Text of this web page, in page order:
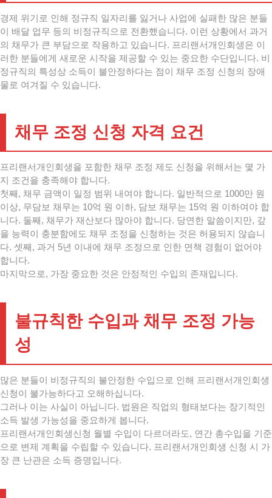
경제 위기로 인해 정규직 일자리를 잃거나 사업에 실패한 많은 분들
이 배달 업무 등의 비정규직으로 전환했습니다. 이런 상황에서 과거
의 채무가 큰 부담으로 작용하고 있습니다. 프리랜서개인회생은 이
러한 분들에게 새로운 시작을 제공할 수 있는 중요한 수단입니다. 비
정규직의 특성상 소득이 불안정하다는 점이 채무 조정 신청의 장애
물로 여겨질 수 있습니다.
채무 조정 신청 자격 요건
프리랜서개인회생을 포함한 채무 조정 제도 신청을 위해서는 몇 가
지 조건을 충족해야 합니다.
첫째, 채무 금액이 일정 범위 내여야 합니다. 일반적으로 1000만 원
이상, 무담보 채무는 10억 원 이하, 담보 채무는 15억 원 이하여야 합
니다. 둘째, 채무가 재산보다 많아야 합니다. 당연한 말씀이지만, 갚
을 능력이 충분함에도 채무 조정을 신청하는 것은 허용되지 않습니
다. 셋째, 과거 5년 이내에 채무 조정으로 인한 면책 경험이 없어야
합니다.
마지막으로, 가장 중요한 것은 안정적인 수입의 존재입니다.
불규칙한 수입과 채무 조정 가능
성
많은 분들이 비정규직의 불안정한 수입으로 인해 프리랜서개인회생
신청이 불가능하다고 오해하십니다.
그러나 이는 사실이 아닙니다. 법원은 직업의 형태보다는 장기적인
소득 발생 가능성을 중요하게 봅니다.
프리랜서개인회생신청 월별 수입이 다르더라도, 연간 총수입을 기준
으로 변제 계획을 수립할 수 있습니다. 프리랜서개인회생 신청 시 가
장 큰 난관은 소득 증명입니다.